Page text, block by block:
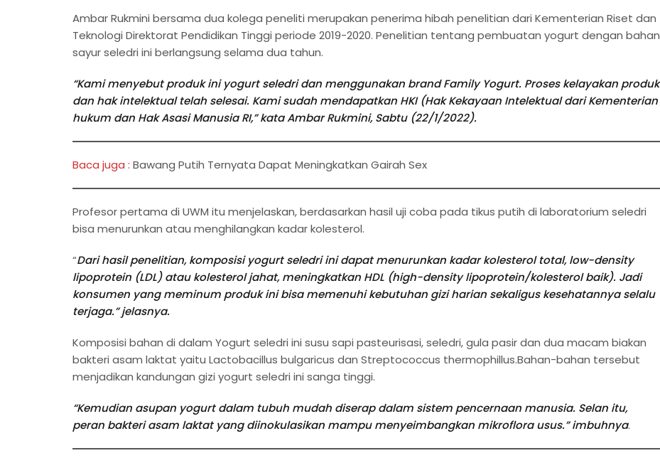
Ambar Rukmini bersama dua kolega peneliti merupakan penerima hibah penelitian dari Kementerian Riset dan
Teknologi Direktorat Pendidikan Tinggi periode 2019-2020. Penelitian tentang pembuatan yogurt dengan bahan
sayur seledri ini berlangsung selama dua tahun.
“Kami menyebut produk ini yogurt seledri dan menggunakan brand Family Yogurt. Proses kelayakan produk
dan hak intelektual telah selesai. Kami sudah mendapatkan HKI (Hak Kekayaan Intelektual dari Kementerian
hukum dan Hak Asasi Manusia RI,” kata Ambar Rukmini, Sabtu (22/1/2022).
Baca juga : Bawang Putih Ternyata Dapat Meningkatkan Gairah Sex
Profesor pertama di UWM itu menjelaskan, berdasarkan hasil uji coba pada tikus putih di laboratorium seledri
bisa menurunkan atau menghilangkan kadar kolesterol.
“Dari hasil penelitian, komposisi yogurt seledri ini dapat menurunkan kadar kolesterol total, low-density
lipoprotein (LDL) atau kolesterol jahat, meningkatkan HDL (high-density lipoprotein/kolesterol baik). Jadi
konsumen yang meminum produk ini bisa memenuhi kebutuhan gizi harian sekaligus kesehatannya selalu
terjaga.” jelasnya.
Komposisi bahan di dalam Yogurt seledri ini susu sapi pasteurisasi, seledri, gula pasir dan dua macam biakan
bakteri asam laktat yaitu Lactobacillus bulgaricus dan Streptococcus thermophillus.Bahan-bahan tersebut
menjadikan kandungan gizi yogurt seledri ini sanga tinggi.
“Kemudian asupan yogurt dalam tubuh mudah diserap dalam sistem pencernaan manusia. Selan itu,
peran bakteri asam laktat yang diinokulasikan mampu menyeimbangkan mikroflora usus.” imbuhnya.